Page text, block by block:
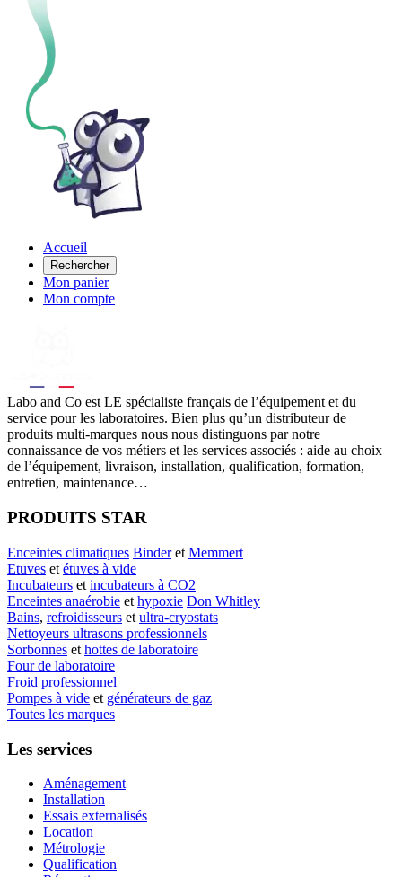
Accueil
Rechercher
Mon panier
Mon compte
Labo and Co est LE spécialiste français de l’équipement et du
service pour les laboratoires. Bien plus qu’un distributeur de
produits multi-marques nous nous distinguons par notre
connaissance de vos métiers et les services associés : aide au choix
de l’équipement, livraison, installation, qualification, formation,
entretien, maintenance…
PRODUITS STAR
Enceintes climatiques Binderet Memmert
Etuves et étuves à vide
Incubateurs et incubateurs à CO2
Enceintes anaérobie et hypoxie Don Whitley
Bains, refroidisseurs et ultra-cryostats
Nettoyeurs ultrasons professionnels
Sorbonnes et hottes de laboratoire
Four de laboratoire
Froid professionnel
Pompes à vide et générateurs de gaz
Toutes les marques
Les services
Aménagement
Installation
Essais externalisés
Location
Métrologie
Qualification